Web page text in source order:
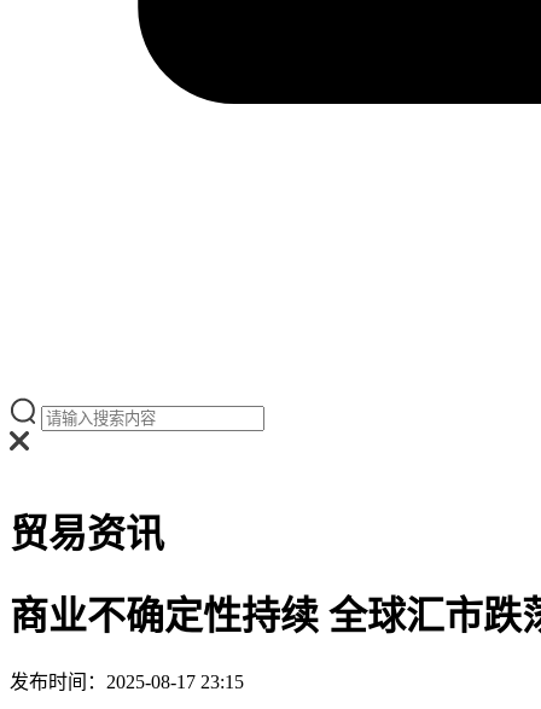
贸易资讯
商业不确定性持续 全球汇市跌
发布时间：2025-08-17 23:15